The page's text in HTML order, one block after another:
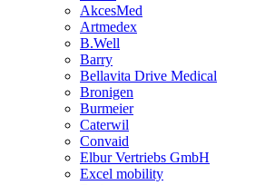
AkcesMed
Artmedex
B.Well
Barry
Bellavita Drive Medical
Bronigen
Burmeier
Caterwil
Convaid
Elbur Vertriebs GmbH
Excel mobility